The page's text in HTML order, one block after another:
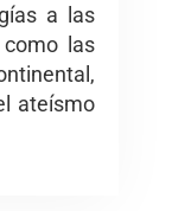
a las
las
ateísmo